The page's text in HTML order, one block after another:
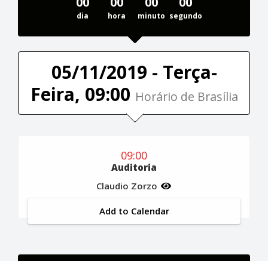
dia hora minuto segundo
05/11/2019 - Terça-
Feira, 09:00 Horário de Brasília
09:00
Auditoria
Claudio Zorzo
Add to Calendar